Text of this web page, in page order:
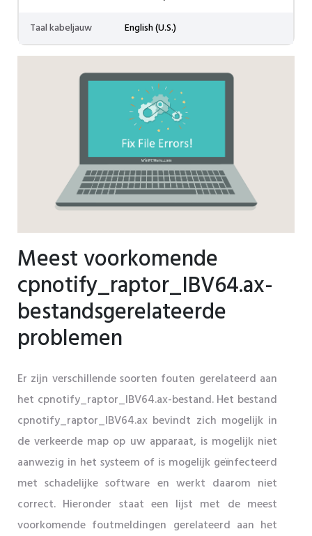
Taal kabeljauw
English (U.S.)
Meest voorkomende
cpnotify_raptor_IBV64.ax-
bestandsgerelateerde
problemen
Er zijn verschillende soorten fouten gerelateerd aan
het cpnotify_raptor_IBV64.ax-bestand. Het bestand
cpnotify_raptor_IBV64.ax bevindt zich mogelijk in
de verkeerde map op uw apparaat, is mogelijk niet
aanwezig in het systeem of is mogelijk geïnfecteerd
met schadelijke software en werkt daarom niet
correct. Hieronder staat een lijst met de meest
voorkomende foutmeldingen gerelateerd aan het